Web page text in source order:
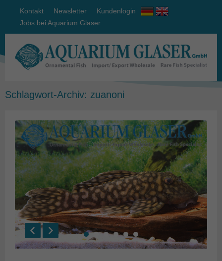
Kontakt Newsletter
Kundenlogin
Jobs bei Aquarium Glaser
Schlagwort-Archiv: zuanoni